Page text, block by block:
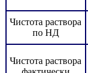
Чистота раствора
по НД
Чистота раствора